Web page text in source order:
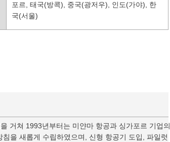
포르, 태국(방콕), 중국(광저우), 인도(가야), 한
국(서울)
거쳐 1993년부터는 미얀마 항공과 싱가포르 기업의
을 새롭게 수립하였으며, 신형 항공기 도입, 파일럿